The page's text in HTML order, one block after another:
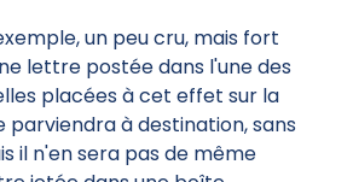
un peu cru, mais fort
lettre postée dans l'une des
placées à cet effet sur la
parviendra à destination, sans
il n'en sera pas de même